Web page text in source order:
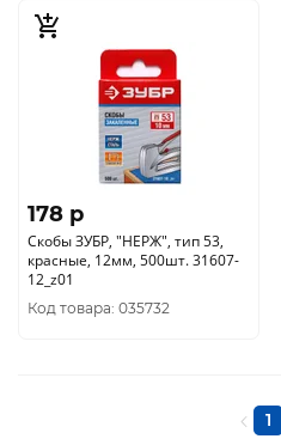
178 p
Скобы ЗУБР, "НЕРЖ", тип 53,
красные, 12мм, 500шт. 31607-
12_z01
Код товара: 035732
1